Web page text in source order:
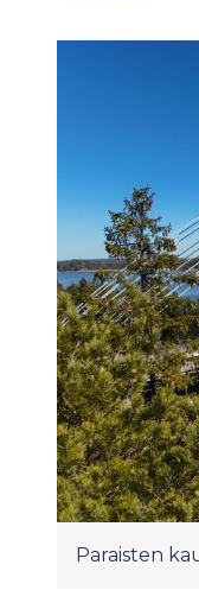
Paraisten